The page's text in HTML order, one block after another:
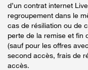
d’un contrat internet
regroupement dans le
cas de résiliation ou de
perte de la remise et fin
(sauf pour les offres
second accès, frais de
accès.